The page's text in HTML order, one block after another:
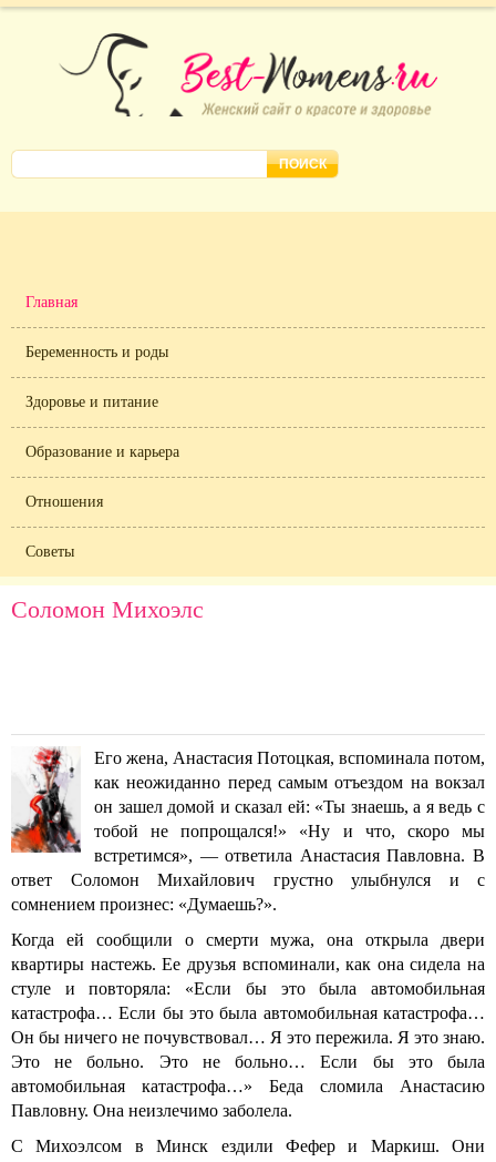
Главная
Беременность и роды
Здоровье и питание
Образование и карьера
Отношения
Советы
Соломон Михоэлс
Его жена, Анастасия Потоцкая, вспоминала потом,
как неожиданно перед самым отъездом на вокзал
он зашел домой и сказал ей: «Ты знаешь, а я ведь с
тобой не попрощался!» «Ну и что, скоро мы
встретимся», — ответила Анастасия Павловна. В
ответ Соломон Михайлович грустно улыбнулся и с
сомнением произнес: «Думаешь?».
Когда ей сообщили о смерти мужа, она открыла двери
квартиры настежь. Ее друзья вспоминали, как она сидела на
стуле и повторяла: «Если бы это была автомобильная
катастрофа… Если бы это была автомобильная катастрофа…
Он бы ничего не почувствовал… Я это пережила. Я это знаю.
Это не больно. Это не больно… Если бы это была
автомобильная катастрофа…» Беда сломила Анастасию
Павловну. Она неизлечимо заболела.
С Михоэлсом в Минск ездили Фефер и Маркиш. Они